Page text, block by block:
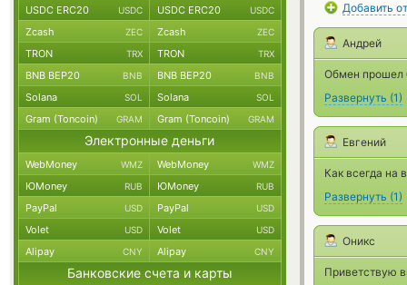
Добавить
Андрей
Обмен прошел
Развернуть (1)
Евгений
Как всегда на
Развернуть (1)
Оникс
Приветствую
USDC ERC20 USDC USDC ERC20 USDC
Zcash ZEC Zcash ZEC
TRON TRX TRON TRX
BNB BEP20 BNB BNB BEP20 BNB
Solana SOL Solana SOL
Gram (Toncoin) GRAM Gram (Toncoin) GRAM
Электронные деньги
WebMoney WMZ WebMoney WMZ
ЮMoney RUB ЮMoney RUB
PayPal USD PayPal USD
Volet USD Volet USD
Alipay CNY Alipay CNY
Банковские счета и карты